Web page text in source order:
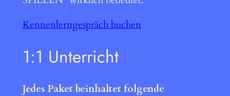
Kennenlerngespräch buchen
1:1 Unterricht
Jedes Paket beinhaltet folgende